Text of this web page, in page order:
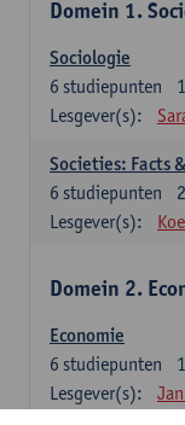
Domein 1.
Sociologie
6 studiepunten
Lesgever(s):
Societies: Facts
6 studiepunten
Lesgever(s):
Domein 2.
Economie
6 studiepunten
Lesgever(s):